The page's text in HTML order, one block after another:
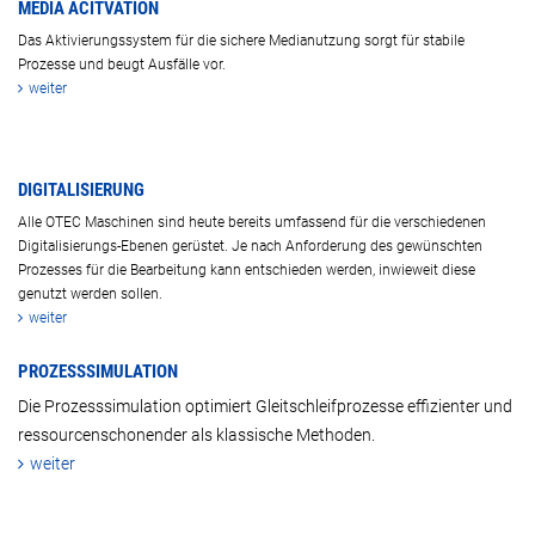
MEDIA ACITVATION
Das Aktivierungssystem für die sichere Medianutzung sorgt für stabile
Prozesse und beugt Ausfälle vor.
weiter
DIGITALISIERUNG
Alle OTEC Maschinen sind heute bereits umfassend für die verschiedenen
Digitalisierungs-Ebenen gerüstet. Je nach Anforderung des gewünschten
Prozesses für die Bearbeitung kann entschieden werden, inwieweit diese
genutzt werden sollen.
weiter
PROZESSSIMULATION
Die Prozesssimulation optimiert Gleitschleifprozesse effizienter und
ressourcenschonender als klassische Methoden.
weiter